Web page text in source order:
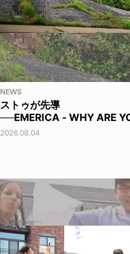
NEWS
ストゥが先導
──EMERICA - WHY ARE
2026.08.04